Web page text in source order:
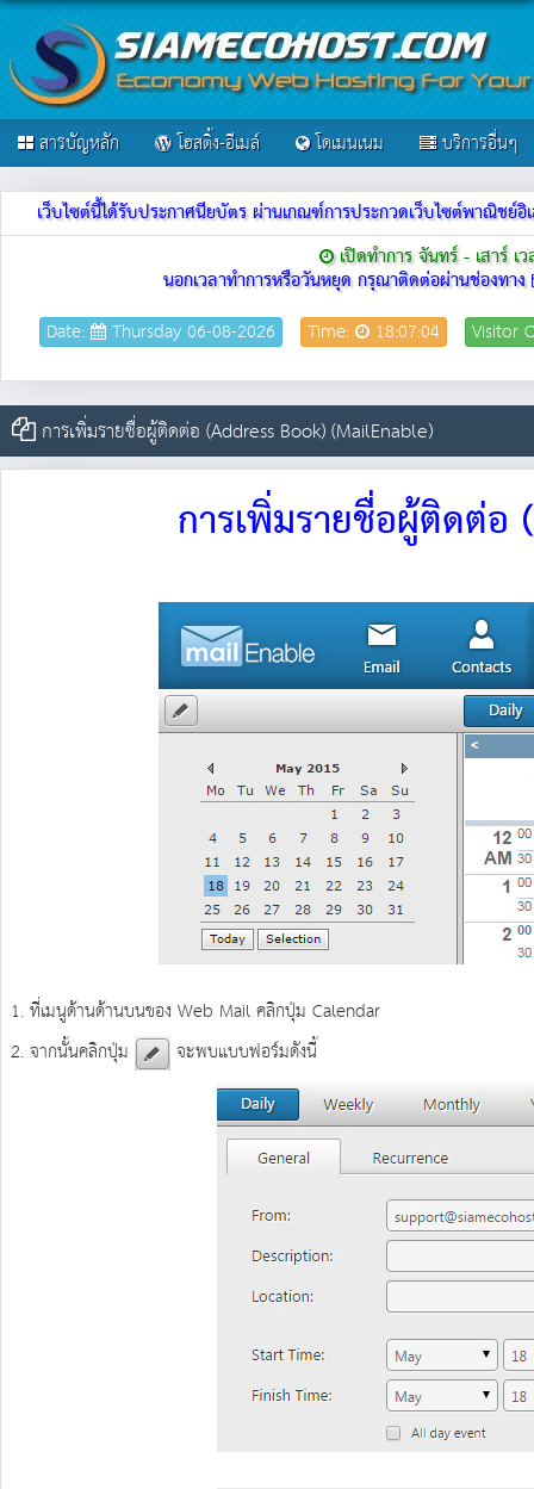
สารบัญหลัก โฮสติ้ง-อีเมล์ โดเมนเนม บริการอื่นๆ
เว็บไซต์นี้ได้รับประกาศนียบัตร ผ่านเกณฑ์การประกวดเว็บไซต์พาณิช
เปิดทำการ จันทร์ - เสาร์
นอกเวลาทำการหรือวันหยุด กรุณาติดต่อผ่านช่องทาง
Date: Thursday 06-08-2026 Time: 18:07:04 Visitor
การเพิ่มรายชื่อผู้ติดต่อ (Address Book) (MailEnable)
การเพิ่มรายชื่อผู้ติดต่
1. ที่เมนูด้านด้านบนของ Web Mail คลิกปุ่ม Calendar
2. จากนั้นคลิกปุ่ม
จะพบแบบฟอร์มดังนี้